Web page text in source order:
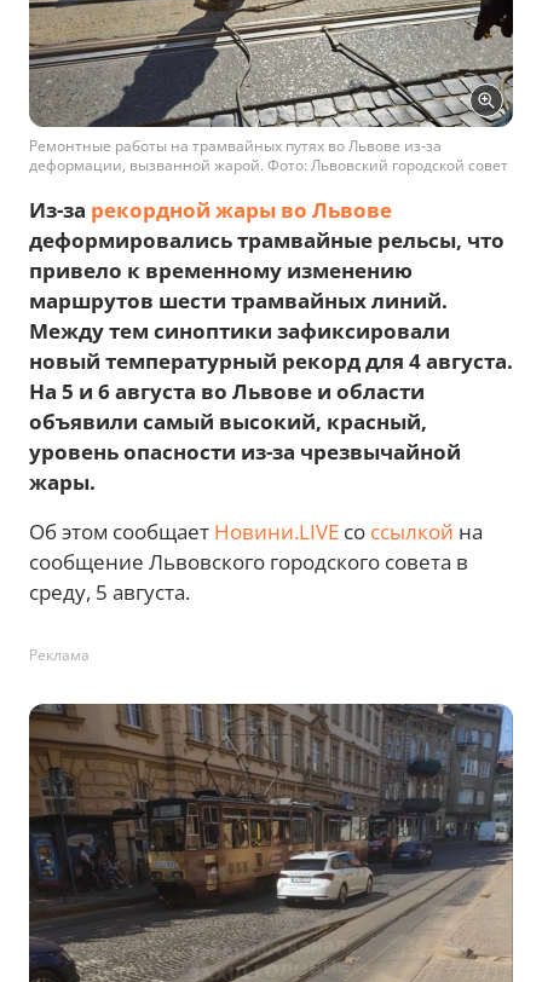
Ремонтные работы на трамвайных путях во Львове из-за
деформации, вызванной жарой. Фото: Львовский городской совет
Из-за рекордной жары во Львове
деформировались трамвайные рельсы, что
привело к временному изменению
маршрутов шести трамвайных линий.
Между тем синоптики зафиксировали
новый температурный рекорд для 4 августа.
На 5 и 6 августа во Львове и области
объявили самый высокий, красный,
уровень опасности из-за чрезвычайной
жары.
Об этом сообщает Новини.LIVE со ссылкой на
сообщение Львовского городского совета в
среду, 5 августа.
Реклама